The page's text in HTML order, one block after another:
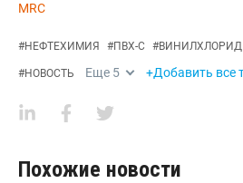
MRC
#НЕФТЕХИМИЯ #ПВХ-С #ВИНИЛХЛОРИД
#НОВОСТЬ Еще 5 +Добавить все
Похожие новости